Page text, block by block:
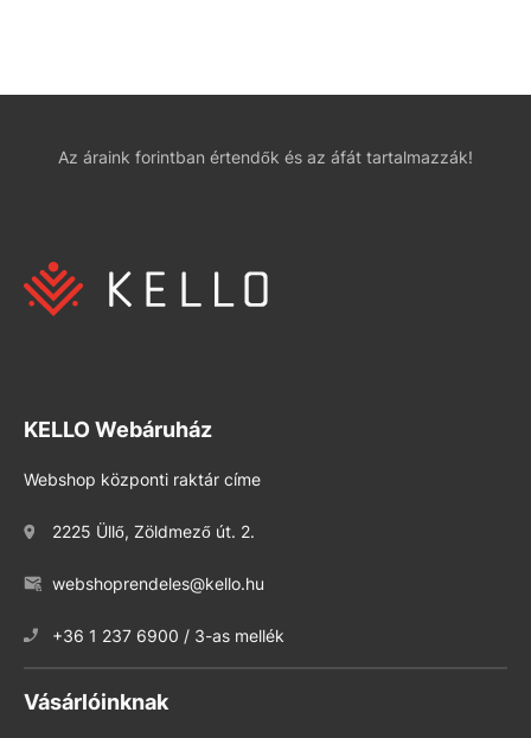
Az áraink forintban értendők és az áfát tartalmazzák!
KELLO Webáruház
Webshop központi raktár címe
2225 Üllő, Zöldmező út. 2.
webshoprendeles@kello.hu
+36 1 237 6900 / 3-as mellék
Vásárlóinknak